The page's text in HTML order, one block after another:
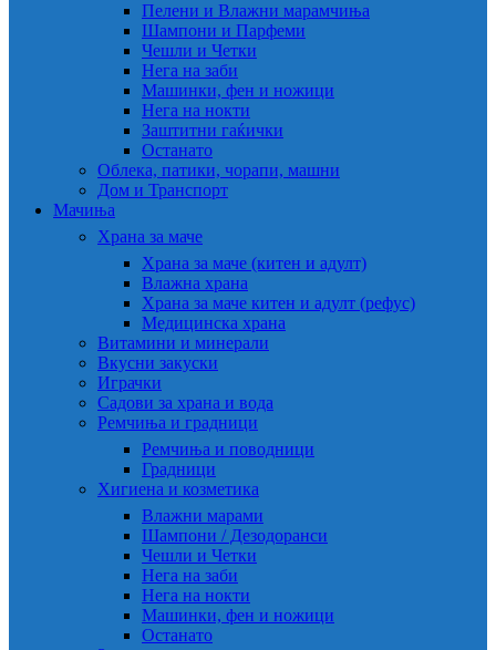
Пелени и Влажни марамчиња
Шампони и Парфеми
Чешли и Четки
Нега на заби
Машинки, фен и ножици
Нега на нокти
Заштитни гаќички
Останато
Облека, патики, чорапи, машни
Дом и Транспорт
Мачиња
Храна за маче
Храна за маче (китен и адулт)
Влажна храна
Храна за маче китен и адулт (рефус)
Медицинска храна
Витамини и минерали
Вкусни закуски
Играчки
Садови за храна и вода
Ремчиња и градници
Ремчиња и поводници
Градници
Хигиена и козметика
Влажни марами
Шампони / Дезодоранси
Чешли и Четки
Нега на заби
Нега на нокти
Машинки, фен и ножици
Останато